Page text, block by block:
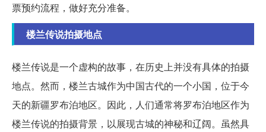
票预约流程，做好充分准备。
楼兰传说拍摄地点
楼兰传说是一个虚构的故事，在历史上并没有具体的拍摄
地点。然而，楼兰古城作为中国古代的一个小国，位于今
天的新疆罗布泊地区。因此，人们通常将罗布泊地区作为
楼兰传说的拍摄背景，以展现古城的神秘和辽阔。虽然具